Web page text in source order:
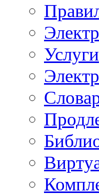
Услуги